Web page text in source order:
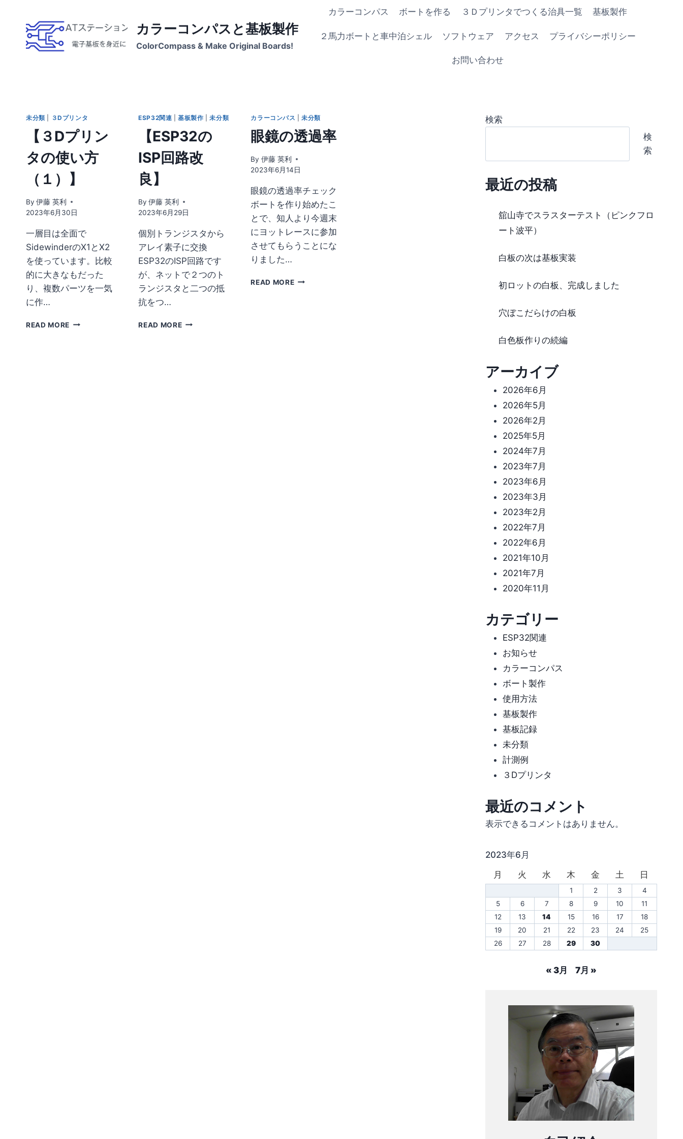
content
カラーコンパスと基板製作
ColorCompass & Make Original Boards!
カラーコンパス ボートを作る ３Ｄプリンタでつくる治具一覧 基板製作
２馬力ボートと車中泊シェル ソフトウェア アクセス プライバシーポリシー
お問い合わせ
未分類 ３Dプリンタ
【３Dプリン
タの使い方
（１）】
By 伊藤 英利
2023年6月30日
一層目は全面で
SidewinderのX1とX2
を使っています。比較
的に大きなもだった
り、複数パーツを一気
に作…
READ MORE 【３
ESP32関連 |基板製作 |未分類
【ESP32の
ISP回路改
良】
By 伊藤 英利
2023年6月29日
個別トランジスタから
アレイ素子に交換
ESP32のISP回路です
が、ネットで２つのト
ランジスタと二つの抵
抗をつ…
READ MORE【ESP32
カラーコンパス |未分類
眼鏡の透過率
By 伊藤 英利
2023年6月14日
眼鏡の透過率チェック
ボートを作り始めたこ
とで、知人より今週末
にヨットレースに参加
させてもらうことにな
りました…
READ MORE眼
検索
検
索
最近の投稿
舘山寺でスラスターテスト（ピンクフロ
ート波平）
白板の次は基板実装
初ロットの白板、完成しました
穴ぼこだらけの白板
白色板作りの続編
アーカイブ
2026年6月
2026年5月
2026年2月
2025年5月
2024年7月
2023年7月
2023年6月
2023年3月
2023年2月
2022年7月
2022年6月
2021年10月
2021年7月
2020年11月
カテゴリー
ESP32関連
お知らせ
カラーコンパス
ボート製作
使用方法
基板製作
基板記録
未分類
計測例
３Dプリンタ
最近のコメント
表示できるコメントはありません。
2023年6月
月
火 水 木 金 土 日
1 2 3
4
5
6 7 8 9 10
11
12
13 14 15 16 17
18
19
20 21 22 23 24
25
26
27 28 29 30
« 3月 7月 »